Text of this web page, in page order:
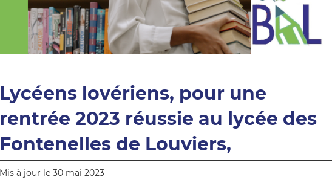
Lycéens lovériens, pour une
rentrée 2023 réussie au lycée des
Fontenelles de Louviers,
Mis à jour le 30 mai 2023